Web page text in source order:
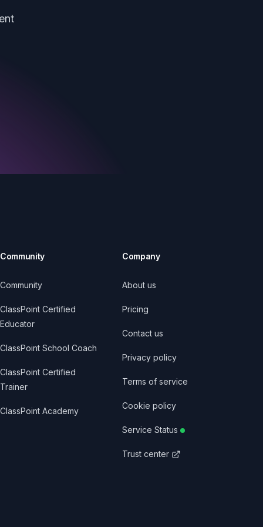
Community
Community
ClassPoint Certified
Educator
ClassPoint School Coach
ClassPoint Certified
Trainer
ClassPoint Academy
Company
About us
Pricing
Contact us
Privacy policy
Terms of service
Cookie policy
Service Status
Trust center